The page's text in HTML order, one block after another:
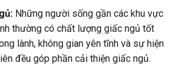
Những người sống gần các khu vực
thường có chất lượng giấc ngủ tốt
lành, không gian yên tĩnh và sự hiện
đều góp phần cải thiện giấc ngủ.